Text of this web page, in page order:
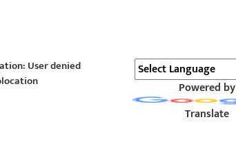
User denied
Powered by
Translate